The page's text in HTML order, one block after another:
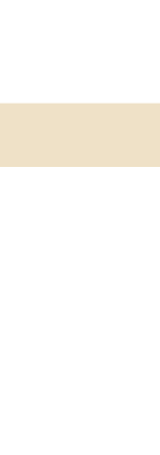
ここからサイト内共
サイト内共通メニュ